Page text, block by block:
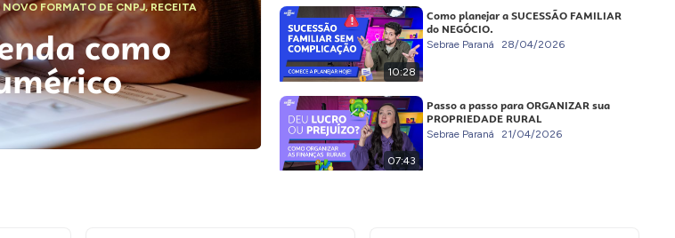
NOVO FORMATO DE CNPJ,RECEITA
como
10:28
Como planejar a SUCESSÃO FAMILIAR
do NEGÓCIO.
Sebrae Paraná 28/04/2026
07:43
Passo a passo para ORGANIZAR sua
PROPRIEDADE RURAL
Sebrae Paraná 21/04/2026